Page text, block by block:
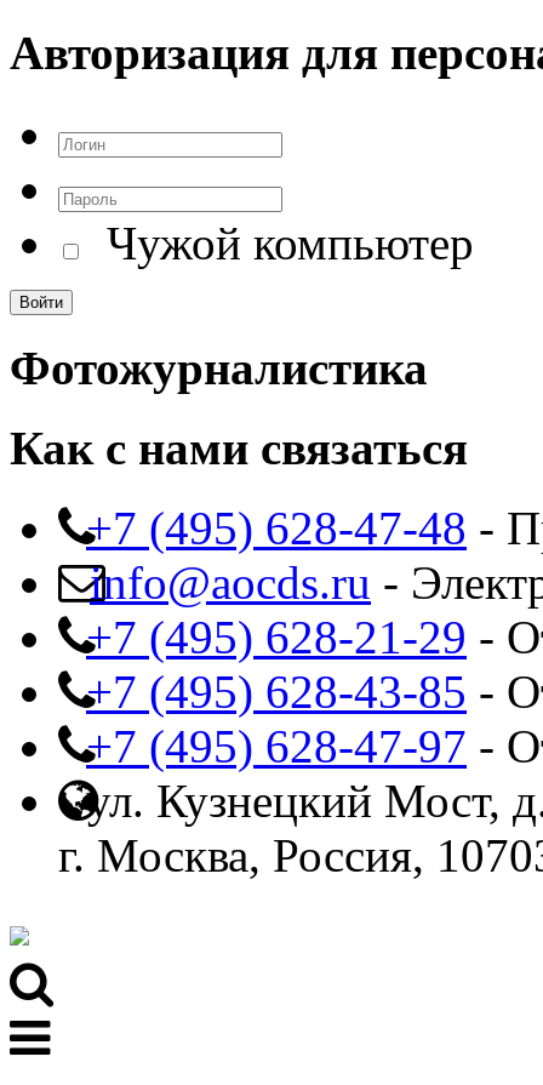
Авторизация для
Чужой компьютер
Фотожурналистика
Как с нами связаться
+7 (495) 628-47-48 -
info@aocds.ru -
+7 (495) 628-21-29 -
+7 (495) 628-43-85 -
+7 (495) 628-47-97 -
ул. Кузнецкий Мост,
г. Москва, Россия,